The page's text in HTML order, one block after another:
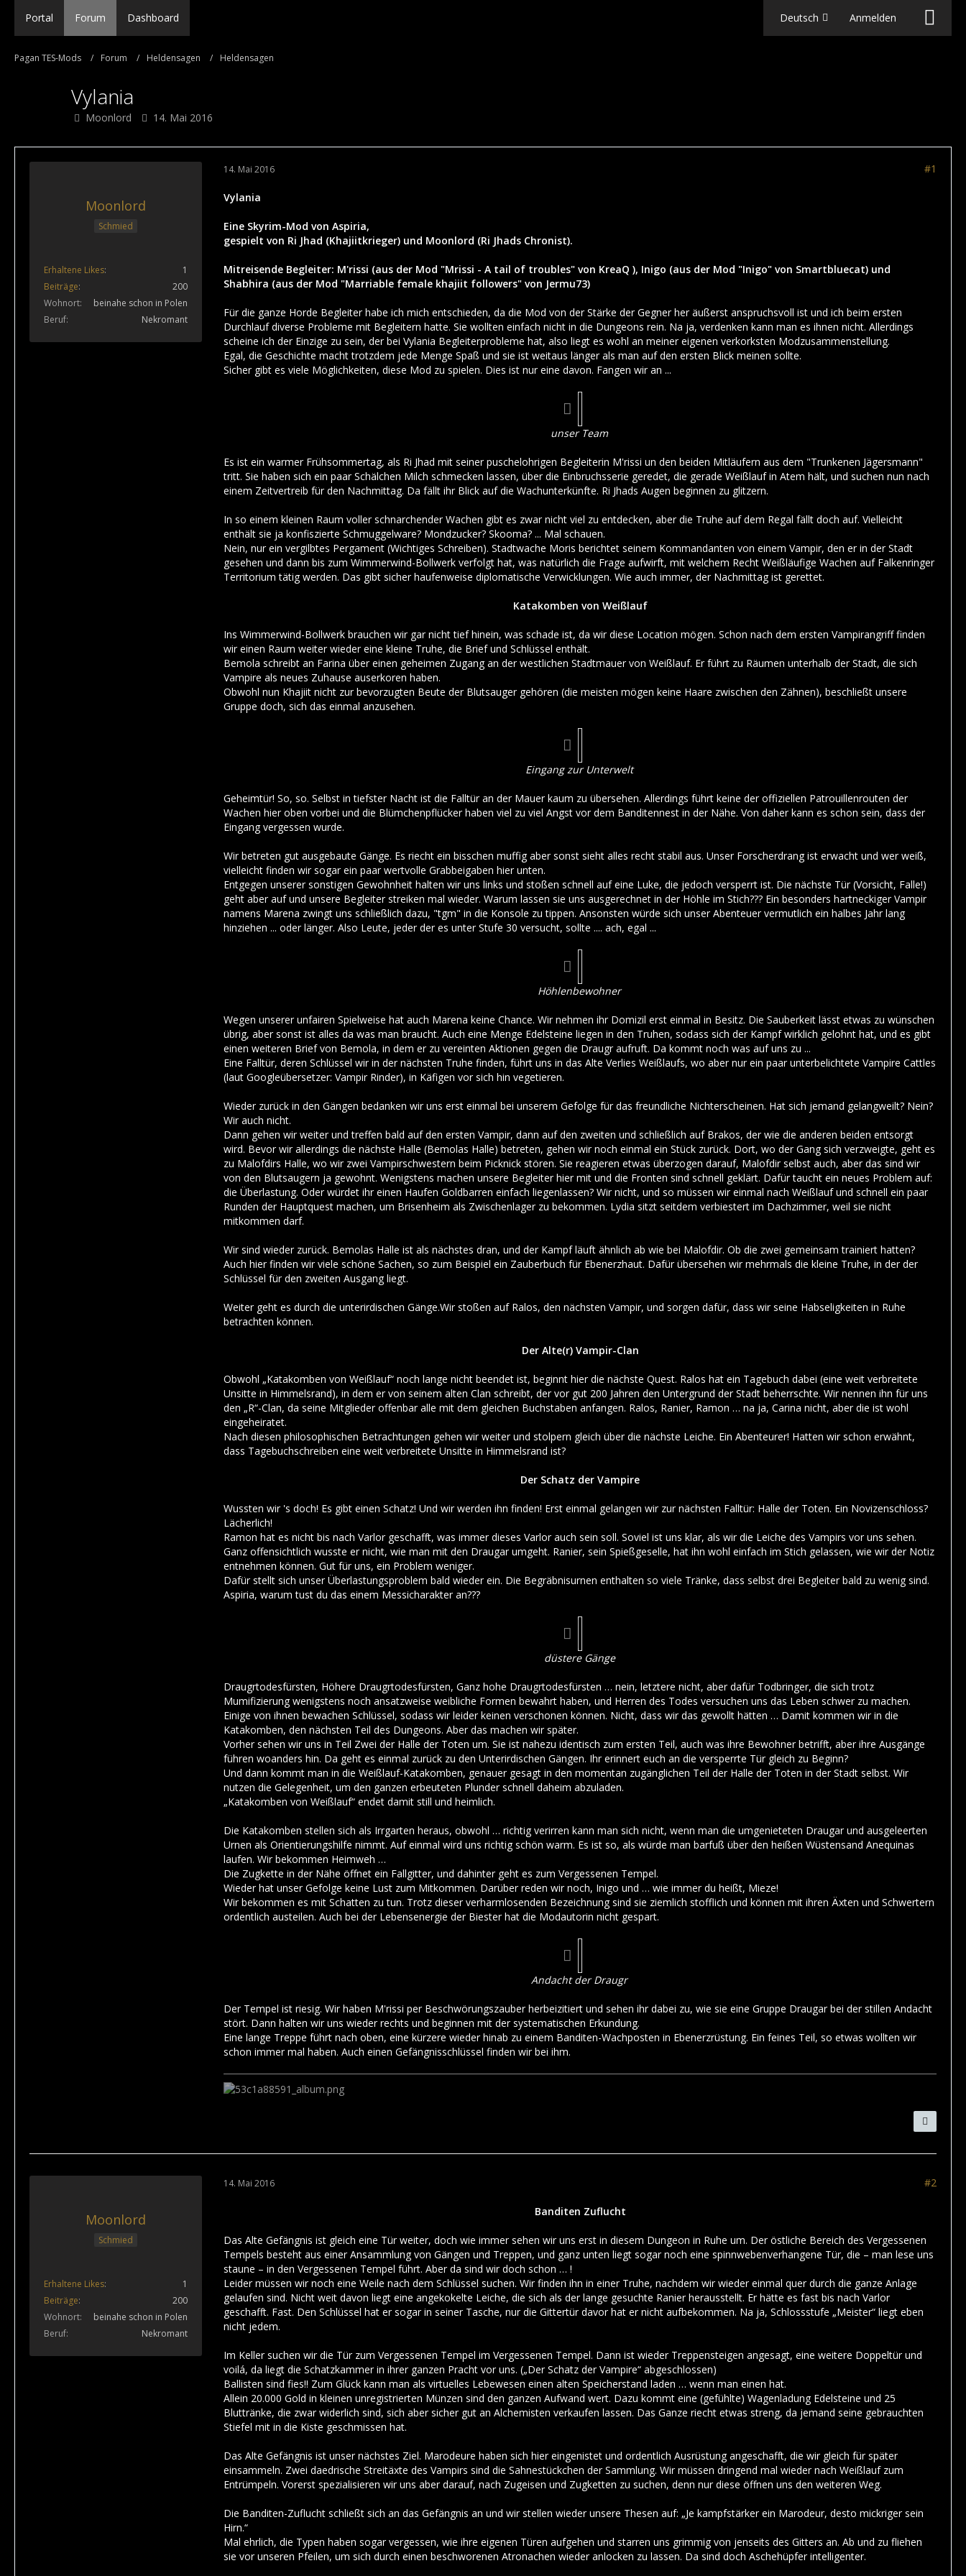
Portal Forum Dashboard Deutsch Anmelden
Pagan TES-Mods Forum Heldensagen Heldensagen
Vylania
Moonlord 14. Mai 2016
Moonlord
Schmied
Erhaltene Likes
1
Beiträge
200
Wohnort
beinahe schon in Polen
Beruf
Nekromant
14. Mai 2016 #1
Vylania
Eine Skyrim-Mod von Aspiria,
gespielt von Ri Jhad (Khajiitkrieger) und Moonlord (Ri Jhads Chronist).
Mitreisende Begleiter: M'rissi (aus der Mod "Mrissi - A tail of troubles" von KreaQ ), Inigo (aus der Mod "Inigo" von Smartbluecat) und
Shabhira (aus der Mod "Marriable female khajiit followers" von Jermu73)
Für die ganze Horde Begleiter habe ich mich entschieden, da die Mod von der Stärke der Gegner her äußerst anspruchsvoll ist und ich beim ersten
Durchlauf diverse Probleme mit Begleitern hatte. Sie wollten einfach nicht in die Dungeons rein. Na ja, verdenken kann man es ihnen nicht. Allerdings
scheine ich der Einzige zu sein, der bei Vylania Begleiterprobleme hat, also liegt es wohl an meiner eigenen verkorksten Modzusammenstellung.
Egal, die Geschichte macht trotzdem jede Menge Spaß und sie ist weitaus länger als man auf den ersten Blick meinen sollte.
Sicher gibt es viele Möglichkeiten, diese Mod zu spielen. Dies ist nur eine davon. Fangen wir an ...
unser Team
Es ist ein warmer Frühsommertag, als Ri Jhad mit seiner puschelohrigen Begleiterin M'rissi un den beiden Mitläufern aus dem "Trunkenen Jägersmann"
tritt. Sie haben sich ein paar Schälchen Milch schmecken lassen, über die Einbruchsserie geredet, die gerade Weißlauf in Atem hält, und suchen nun nach
einem Zeitvertreib für den Nachmittag. Da fällt ihr Blick auf die Wachunterkünfte. Ri Jhads Augen beginnen zu glitzern.
In so einem kleinen Raum voller schnarchender Wachen gibt es zwar nicht viel zu entdecken, aber die Truhe auf dem Regal fällt doch auf. Vielleicht
enthält sie ja konfiszierte Schmuggelware? Mondzucker? Skooma? ... Mal schauen.
Nein, nur ein vergilbtes Pergament (Wichtiges Schreiben). Stadtwache Moris berichtet seinem Kommandanten von einem Vampir, den er in der Stadt
gesehen und dann bis zum Wimmerwind-Bollwerk verfolgt hat, was natürlich die Frage aufwirft, mit welchem Recht Weißläufige Wachen auf Falkenringer
Territorium tätig werden. Das gibt sicher haufenweise diplomatische Verwicklungen. Wie auch immer, der Nachmittag ist gerettet.
Katakomben von Weißlauf
Ins Wimmerwind-Bollwerk brauchen wir gar nicht tief hinein, was schade ist, da wir diese Location mögen. Schon nach dem ersten Vampirangriff finden
wir einen Raum weiter wieder eine kleine Truhe, die Brief und Schlüssel enthält.
Bemola schreibt an Farina über einen geheimen Zugang an der westlichen Stadtmauer von Weißlauf. Er führt zu Räumen unterhalb der Stadt, die sich
Vampire als neues Zuhause auserkoren haben.
Obwohl nun Khajiit nicht zur bevorzugten Beute der Blutsauger gehören (die meisten mögen keine Haare zwischen den Zähnen), beschließt unsere
Gruppe doch, sich das einmal anzusehen.
Eingang zur Unterwelt
Geheimtür! So, so. Selbst in tiefster Nacht ist die Falltür an der Mauer kaum zu übersehen. Allerdings führt keine der offiziellen Patrouillenrouten der
Wachen hier oben vorbei und die Blümchenpflücker haben viel zu viel Angst vor dem Banditennest in der Nähe. Von daher kann es schon sein, dass der
Eingang vergessen wurde.
Wir betreten gut ausgebaute Gänge. Es riecht ein bisschen muffig aber sonst sieht alles recht stabil aus. Unser Forscherdrang ist erwacht und wer weiß,
vielleicht finden wir sogar ein paar wertvolle Grabbeigaben hier unten.
Entgegen unserer sonstigen Gewohnheit halten wir uns links und stoßen schnell auf eine Luke, die jedoch versperrt ist. Die nächste Tür (Vorsicht, Falle!)
geht aber auf und unsere Begleiter streiken mal wieder. Warum lassen sie uns ausgerechnet in der Höhle im Stich??? Ein besonders hartneckiger Vampir
namens Marena zwingt uns schließlich dazu, "tgm" in die Konsole zu tippen. Ansonsten würde sich unser Abenteuer vermutlich ein halbes Jahr lang
hinziehen ... oder länger. Also Leute, jeder der es unter Stufe 30 versucht, sollte .... ach, egal ...
Höhlenbewohner
Wegen unserer unfairen Spielweise hat auch Marena keine Chance. Wir nehmen ihr Domizil erst einmal in Besitz. Die Sauberkeit lässt etwas zu wünschen
übrig, aber sonst ist alles da was man braucht. Auch eine Menge Edelsteine liegen in den Truhen, sodass sich der Kampf wirklich gelohnt hat, und es gibt
einen weiteren Brief von Bemola, in dem er zu vereinten Aktionen gegen die Draugr aufruft. Da kommt noch was auf uns zu ...
Eine Falltür, deren Schlüssel wir in der nächsten Truhe finden, führt uns in das Alte Verlies Weißlaufs, wo aber nur ein paar unterbelichtete Vampire Cattles
(laut Googleübersetzer: Vampir Rinder), in Käfigen vor sich hin vegetieren.
Wieder zurück in den Gängen bedanken wir uns erst einmal bei unserem Gefolge für das freundliche Nichterscheinen. Hat sich jemand gelangweilt? Nein?
Wir auch nicht.
Dann gehen wir weiter und treffen bald auf den ersten Vampir, dann auf den zweiten und schließlich auf Brakos, der wie die anderen beiden entsorgt
wird. Bevor wir allerdings die nächste Halle (Bemolas Halle) betreten, gehen wir noch einmal ein Stück zurück. Dort, wo der Gang sich verzweigte, geht es
zu Malofdirs Halle, wo wir zwei Vampirschwestern beim Picknick stören. Sie reagieren etwas überzogen darauf, Malofdir selbst auch, aber das sind wir
von den Blutsaugern ja gewohnt. Wenigstens machen unsere Begleiter hier mit und die Fronten sind schnell geklärt. Dafür taucht ein neues Problem auf:
die Überlastung. Oder würdet ihr einen Haufen Goldbarren einfach liegenlassen? Wir nicht, und so müssen wir einmal nach Weißlauf und schnell ein paar
Runden der Hauptquest machen, um Brisenheim als Zwischenlager zu bekommen. Lydia sitzt seitdem verbiestert im Dachzimmer, weil sie nicht
mitkommen darf.
Wir sind wieder zurück. Bemolas Halle ist als nächstes dran, und der Kampf läuft ähnlich ab wie bei Malofdir. Ob die zwei gemeinsam trainiert hatten?
Auch hier finden wir viele schöne Sachen, so zum Beispiel ein Zauberbuch für Ebenerzhaut. Dafür übersehen wir mehrmals die kleine Truhe, in der der
Schlüssel für den zweiten Ausgang liegt.
Weiter geht es durch die unterirdischen Gänge.Wir stoßen auf Ralos, den nächsten Vampir, und sorgen dafür, dass wir seine Habseligkeiten in Ruhe
betrachten können.
Der Alte(r) Vampir-Clan
Obwohl „Katakomben von Weißlauf“ noch lange nicht beendet ist, beginnt hier die nächste Quest. Ralos hat ein Tagebuch dabei (eine weit verbreitete
Unsitte in Himmelsrand), in dem er von seinem alten Clan schreibt, der vor gut 200 Jahren den Untergrund der Stadt beherrschte. Wir nennen ihn für uns
den „R“-Clan, da seine Mitglieder offenbar alle mit dem gleichen Buchstaben anfangen. Ralos, Ranier, Ramon … na ja, Carina nicht, aber die ist wohl
eingeheiratet.
Nach diesen philosophischen Betrachtungen gehen wir weiter und stolpern gleich über die nächste Leiche. Ein Abenteurer! Hatten wir schon erwähnt,
dass Tagebuchschreiben eine weit verbreitete Unsitte in Himmelsrand ist?
Der Schatz der Vampire
Wussten wir 's doch! Es gibt einen Schatz! Und wir werden ihn finden! Erst einmal gelangen wir zur nächsten Falltür: Halle der Toten. Ein Novizenschloss?
Lächerlich!
Ramon hat es nicht bis nach Varlor geschafft, was immer dieses Varlor auch sein soll. Soviel ist uns klar, als wir die Leiche des Vampirs vor uns sehen.
Ganz offensichtlich wusste er nicht, wie man mit den Draugar umgeht. Ranier, sein Spießgeselle, hat ihn wohl einfach im Stich gelassen, wie wir der Notiz
entnehmen können. Gut für uns, ein Problem weniger.
Dafür stellt sich unser Überlastungsproblem bald wieder ein. Die Begräbnisurnen enthalten so viele Tränke, dass selbst drei Begleiter bald zu wenig sind.
Aspiria, warum tust du das einem Messicharakter an???
düstere Gänge
Draugrtodesfürsten, Höhere Draugrtodesfürsten, Ganz hohe Draugrtodesfürsten … nein, letztere nicht, aber dafür Todbringer, die sich trotz
Mumifizierung wenigstens noch ansatzweise weibliche Formen bewahrt haben, und Herren des Todes versuchen uns das Leben schwer zu machen.
Einige von ihnen bewachen Schlüssel, sodass wir leider keinen verschonen können. Nicht, dass wir das gewollt hätten … Damit kommen wir in die
Katakomben, den nächsten Teil des Dungeons. Aber das machen wir später.
Vorher sehen wir uns in Teil Zwei der Halle der Toten um. Sie ist nahezu identisch zum ersten Teil, auch was ihre Bewohner betrifft, aber ihre Ausgänge
führen woanders hin. Da geht es einmal zurück zu den Unterirdischen Gängen. Ihr erinnert euch an die versperrte Tür gleich zu Beginn?
Und dann kommt man in die Weißlauf-Katakomben, genauer gesagt in den momentan zugänglichen Teil der Halle der Toten in der Stadt selbst. Wir
nutzen die Gelegenheit, um den ganzen erbeuteten Plunder schnell daheim abzuladen.
„Katakomben von Weißlauf“ endet damit still und heimlich.
Die Katakomben stellen sich als Irrgarten heraus, obwohl … richtig verirren kann man sich nicht, wenn man die umgenieteten Draugar und ausgeleerten
Urnen als Orientierungshilfe nimmt. Auf einmal wird uns richtig schön warm. Es ist so, als würde man barfuß über den heißen Wüstensand Anequinas
laufen. Wir bekommen Heimweh …
Die Zugkette in der Nähe öffnet ein Fallgitter, und dahinter geht es zum Vergessenen Tempel.
Wieder hat unser Gefolge keine Lust zum Mitkommen. Darüber reden wir noch, Inigo und … wie immer du heißt, Mieze!
Wir bekommen es mit Schatten zu tun. Trotz dieser verharmlosenden Bezeichnung sind sie ziemlich stofflich und können mit ihren Äxten und Schwertern
ordentlich austeilen. Auch bei der Lebensenergie der Biester hat die Modautorin nicht gespart.
Andacht der Draugr
Der Tempel ist riesig. Wir haben M'rissi per Beschwörungszauber herbeizitiert und sehen ihr dabei zu, wie sie eine Gruppe Draugar bei der stillen Andacht
stört. Dann halten wir uns wieder rechts und beginnen mit der systematischen Erkundung.
Eine lange Treppe führt nach oben, eine kürzere wieder hinab zu einem Banditen-Wachposten in Ebenerzrüstung. Ein feines Teil, so etwas wollten wir
schon immer mal haben. Auch einen Gefängnisschlüssel finden wir bei ihm.
Moonlord
Schmied
Erhaltene Likes
1
Beiträge
200
Wohnort
beinahe schon in Polen
Beruf
Nekromant
14. Mai 2016 #2
Banditen Zuflucht
Das Alte Gefängnis ist gleich eine Tür weiter, doch wie immer sehen wir uns erst in diesem Dungeon in Ruhe um. Der östliche Bereich des Vergessenen
Tempels besteht aus einer Ansammlung von Gängen und Treppen, und ganz unten liegt sogar noch eine spinnwebenverhangene Tür, die – man lese uns
staune – in den Vergessenen Tempel führt. Aber da sind wir doch schon … !
Leider müssen wir noch eine Weile nach dem Schlüssel suchen. Wir finden ihn in einer Truhe, nachdem wir wieder einmal quer durch die ganze Anlage
gelaufen sind. Nicht weit davon liegt eine angekokelte Leiche, die sich als der lange gesuchte Ranier herausstellt. Er hätte es fast bis nach Varlor
geschafft. Fast. Den Schlüssel hat er sogar in seiner Tasche, nur die Gittertür davor hat er nicht aufbekommen. Na ja, Schlossstufe „Meister“ liegt eben
nicht jedem.
Im Keller suchen wir die Tür zum Vergessenen Tempel im Vergessenen Tempel. Dann ist wieder Treppensteigen angesagt, eine weitere Doppeltür und
voilá, da liegt die Schatzkammer in ihrer ganzen Pracht vor uns. („Der Schatz der Vampire“ abgeschlossen)
Ballisten sind fies!! Zum Glück kann man als virtuelles Lebewesen einen alten Speicherstand laden … wenn man einen hat.
Allein 20.000 Gold in kleinen unregistrierten Münzen sind den ganzen Aufwand wert. Dazu kommt eine (gefühlte) Wagenladung Edelsteine und 25
Bluttränke, die zwar widerlich sind, sich aber sicher gut an Alchemisten verkaufen lassen. Das Ganze riecht etwas streng, da jemand seine gebrauchten
Stiefel mit in die Kiste geschmissen hat.
Das Alte Gefängnis ist unser nächstes Ziel. Marodeure haben sich hier eingenistet und ordentlich Ausrüstung angeschafft, die wir gleich für später
einsammeln. Zwei daedrische Streitäxte des Vampirs sind die Sahnestückchen der Sammlung. Wir müssen dringend mal wieder nach Weißlauf zum
Entrümpeln. Vorerst spezialisieren wir uns aber darauf, nach Zugeisen und Zugketten zu suchen, denn nur diese öffnen uns den weiteren Weg.
Die Banditen-Zuflucht schließt sich an das Gefängnis an und wir stellen wieder unsere Thesen auf: „Je kampfstärker ein Marodeur, desto mickriger sein
Hirn.“
Mal ehrlich, die Typen haben sogar vergessen, wie ihre eigenen Türen aufgehen und starren uns grimmig von jenseits des Gitters an. Ab und zu fliehen
sie vor unseren Pfeilen, um sich durch einen beschworenen Atronachen wieder anlocken zu lassen. Da sind doch Aschehüpfer intelligenter.